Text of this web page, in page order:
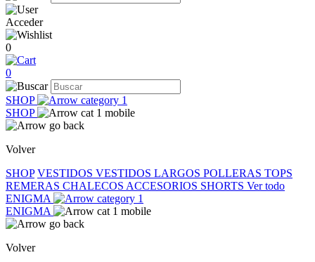
Acceder
0
0
SHOP
SHOP
Volver
SHOP VESTIDOS VESTIDOS LARGOS POLLERAS TOPS
REMERAS CHALECOS ACCESORIOS SHORTS Ver todo
ENIGMA
ENIGMA
Volver